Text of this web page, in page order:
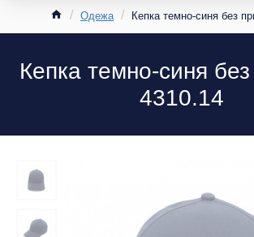
Одежа Кепка темно-синя без
Кепка темно-синя
4310.14